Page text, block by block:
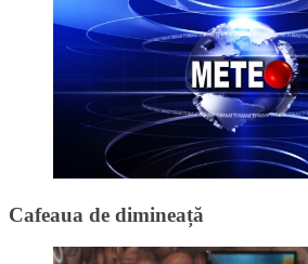
Cafeaua de dimineață